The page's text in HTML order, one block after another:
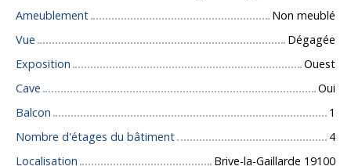
Ameublement
Non meublé
Vue
Dégagée
Exposition
Ouest
Cave
Oui
Balcon
1
Nombre d'étages du bâtiment
4
Localisation
Brive-la-Gaillarde 19100